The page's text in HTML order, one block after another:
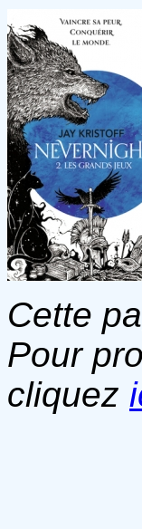
Cette
Pour
cliquez